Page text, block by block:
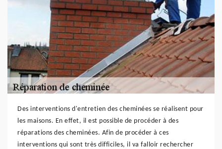
Des interventions d'entretien des cheminées se réalisent pour
les maisons. En effet, il est possible de procéder à des
réparations des cheminées. Afin de procéder à ces
interventions qui sont très difficiles, il va falloir rechercher